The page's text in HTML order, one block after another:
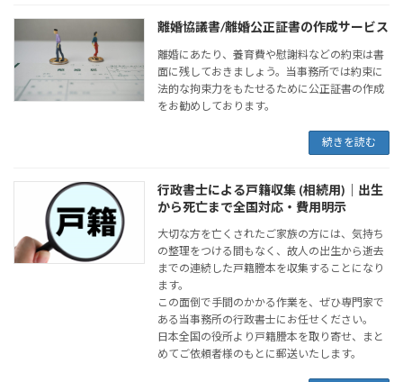
離婚協議書/離婚公正証書の作成サービス
離婚にあたり、養育費や慰謝料などの約束は書
面に残しておきましょう。当事務所では約束に
法的な拘束力をもたせるために公正証書の作成
をお勧めしております。
続きを読む
行政書士による戸籍収集 (相続用)｜出生
から死亡まで全国対応・費用明示
大切な方を亡くされたご家族の方には、気持ち
の整理をつける間もなく、故人の出生から逝去
までの連続した戸籍謄本を収集することになり
ます。
この面倒で手間のかかる作業を、ぜひ専門家で
ある当事務所の行政書士にお任せください。
日本全国の役所より戸籍謄本を取り寄せ、まと
めてご依頼者様のもとに郵送いたします。